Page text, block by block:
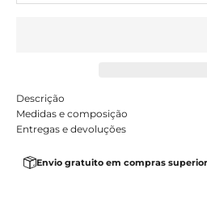
Descrição
Medidas e composição
Entregas e devoluções
Envio gratuito em compras